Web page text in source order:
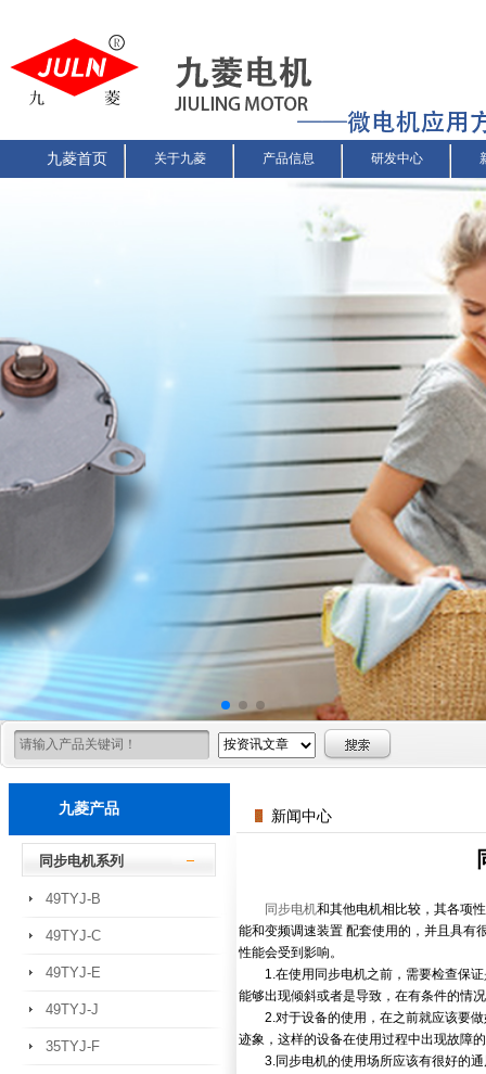
九菱首页 关于九菱 产品信息 研发中心
九菱产品
同步电机系列
49TYJ-B
49TYJ-C
49TYJ-E
49TYJ-J
35TYJ-F
新闻中心
同步电机和其他电机相比较，其各项
能和变频调速装置 配套使用的，并且具有
性能会受到影响。
1.在使用同步电机之前，需要检查保证
能够出现倾斜或者是导致，在有条件的情
2.对于设备的使用，在之前就应该要做
迹象，这样的设备在使用过程中出现故障
3.同步电机的使用场所应该有很好的通